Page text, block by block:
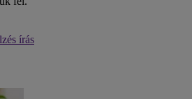
írás